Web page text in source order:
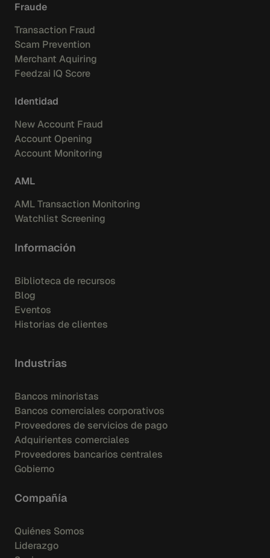
Fraude
Transaction Fraud
Scam Prevention
Merchant Aquiring
Feedzai IQ Score
Identidad
New Account Fraud
Account Opening
Account Monitoring
AML
AML Transaction Monitoring
Watchlist Screening
Información
Biblioteca de recursos
Blog
Eventos
Historias de clientes
Industrias
Bancos minoristas
Bancos comerciales corporativos
Proveedores de servicios de pago
Adquirientes comerciales
Proveedores bancarios centrales
Gobierno
Compañía
Quiénes Somos
Liderazgo